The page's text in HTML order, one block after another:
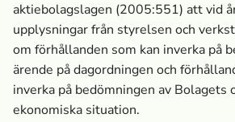
aktiebolagslagen (2005:551) att vid
upplysningar från styrelsen och
om förhållanden som kan inverka på
ärende på dagordningen och
inverka på bedömningen av Bolagets
ekonomiska situation.